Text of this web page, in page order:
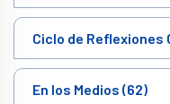
Ciclo de Reflexiones
En los Medios (62)